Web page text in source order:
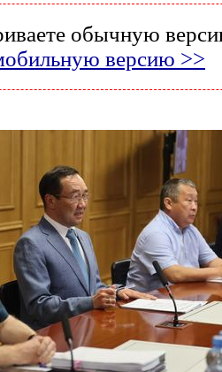
обычную
версию >>